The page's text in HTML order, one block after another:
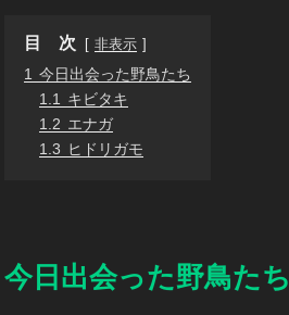
目 次 非表示
1 今日出会った野鳥たち
1.1 キビタキ
1.2 エナガ
1.3 ヒドリガモ
今日出会った野鳥たち